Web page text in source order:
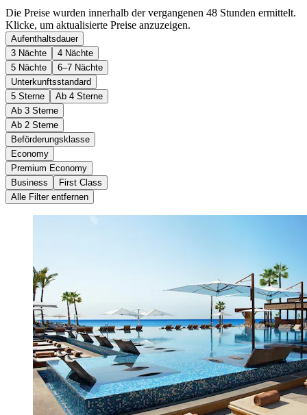
Die Preise wurden innerhalb der vergangenen 48 Stunden ermittelt.
Klicke, um aktualisierte Preise anzuzeigen.
Aufenthaltsdauer
3 Nächte
4 Nächte
5 Nächte
6–7 Nächte
Unterkunftsstandard
5 Sterne
Ab 4 Sterne
Ab 3 Sterne
Ab 2 Sterne
Beförderungsklasse
Economy
Premium Economy
Business
First Class
Alle Filter entfernen